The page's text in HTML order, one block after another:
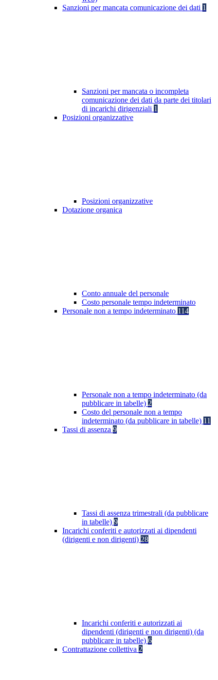
Sanzioni per mancata comunicazione dei dati 1
Sanzioni per mancata o incompleta
comunicazione dei dati da parte dei titolari
di incarichi dirigenziali 1
Posizioni organizzative
Posizioni organizzative
Dotazione organica
Conto annuale del personale
Costo personale tempo indeterminato
Personale non a tempo indeterminato 114
Personale non a tempo indeterminato (da
pubblicare in tabelle) 2
Costo del personale non a tempo
indeterminato (da pubblicare in tabelle) 11
Tassi di assenza 9
Tassi di assenza trimestrali (da pubblicare
in tabelle) 9
Incarichi conferiti e autorizzati ai dipendenti
(dirigenti e non dirigenti) 28
Incarichi conferiti e autorizzati ai
dipendenti (dirigenti e non dirigenti) (da
pubblicare in tabelle) 6
Contrattazione collettiva 2